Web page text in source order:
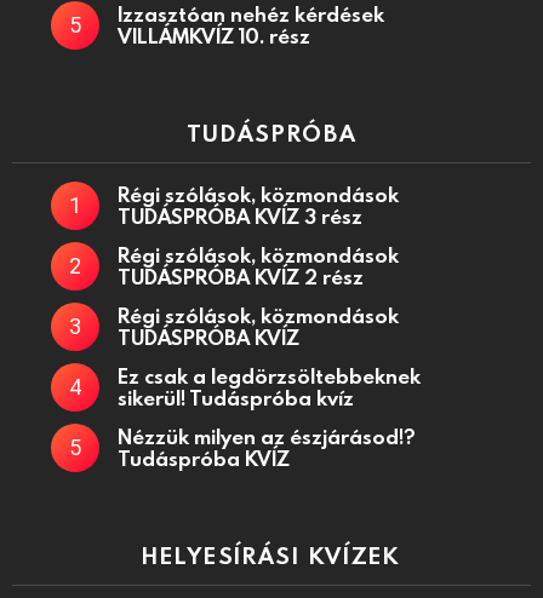
Izzasztóan nehéz kérdések
VILLÁMKVÍZ 10. rész
TUDÁSPRÓBA
Régi szólások, közmondások
TUDÁSPRÓBA KVÍZ 3 rész
Régi szólások, közmondások
TUDÁSPRÓBA KVÍZ 2 rész
Régi szólások, közmondások
TUDÁSPRÓBA KVÍZ
Ez csak a legdörzsöltebbeknek
sikerül! Tudáspróba kvíz
Nézzük milyen az észjárásod!?
Tudáspróba KVÍZ
HELYESÍRÁSI KVÍZEK